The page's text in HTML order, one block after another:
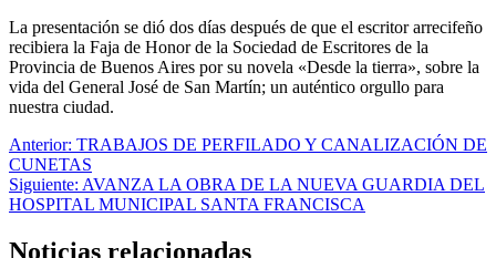
La presentación se dió dos días después de que el escritor arrecifeño
recibiera la Faja de Honor de la Sociedad de Escritores de la
Provincia de Buenos Aires por su novela «Desde la tierra», sobre la
vida del General José de San Martín; un auténtico orgullo para
nuestra ciudad.
Navegación
de
entradas
Anterior: TRABAJOS DE PERFILADO Y CANALIZACIÓN DE
CUNETAS
Siguiente: AVANZA LA OBRA DE LA NUEVA GUARDIA DEL
HOSPITAL MUNICIPAL SANTA FRANCISCA
Noticias relacionadas